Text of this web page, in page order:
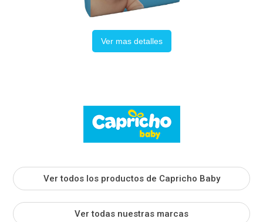
Ver mas detalles
Ver todos los productos de Capricho Baby
Ver todas nuestras marcas